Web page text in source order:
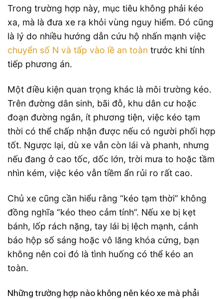
Trong trường hợp này, mục tiêu không phải kéo
xa, mà là đưa xe ra khỏi vùng nguy hiểm. Đó cũng
là lý do nhiều hướng dẫn cứu hộ nhấn mạnh việc
chuyển số N và tấp vào lề an toàn trước khi tính
tiếp phương án.
Một điều kiện quan trọng khác là môi trường kéo.
Trên đường dân sinh, bãi đỗ, khu dân cư hoặc
đoạn đường ngắn, ít phương tiện, việc kéo tạm
thời có thể chấp nhận được nếu có người phối hợp
tốt. Ngược lại, dù xe vẫn còn lái và phanh, nhưng
nếu đang ở cao tốc, dốc lớn, trời mưa to hoặc tầm
nhìn kém, việc kéo vẫn tiềm ẩn rủi ro rất cao.
Chủ xe cũng cần hiểu rằng “kéo tạm thời” không
đồng nghĩa “kéo theo cảm tính”. Nếu xe bị kẹt
bánh, lốp rách nặng, tay lái bị lệch mạnh, cảnh
báo hộp số sáng hoặc vô lăng khóa cứng, bạn
không nên coi đó là tình huống có thể kéo an
toàn.
Những trường hợp nào không nên kéo xe mà phải